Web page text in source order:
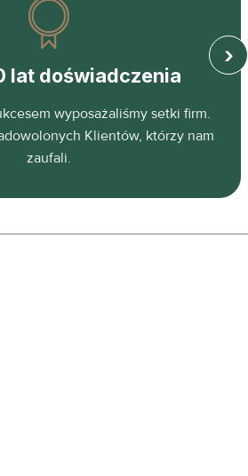
lat doświadczenia
wyposażaliśmy setki firm.
Klientów, którzy nam
zaufali.
›